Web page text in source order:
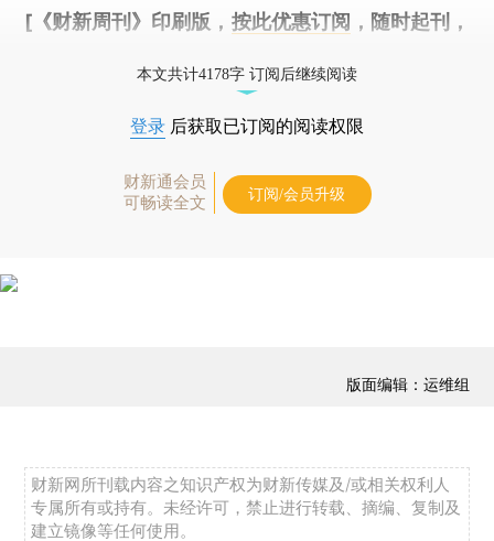
[《财新周刊》印刷版， 按此优惠订阅 ，随时起刊，
本文共计4178字 订阅后继续阅读
登录 后获取已订阅的阅读权限
财新通会员
可畅读全文
订阅/会员升级
版面编辑：运维组
财新网所刊载内容之知识产权为财新传媒及/或相关权利人
专属所有或持有。未经许可，禁止进行转载、摘编、复制及
建立镜像等任何使用。